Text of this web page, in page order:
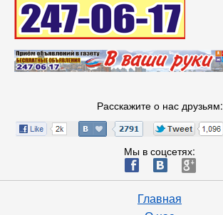
Расскажите о нас друзьям:
Мы в соцсетях:
ä æ è
Главная